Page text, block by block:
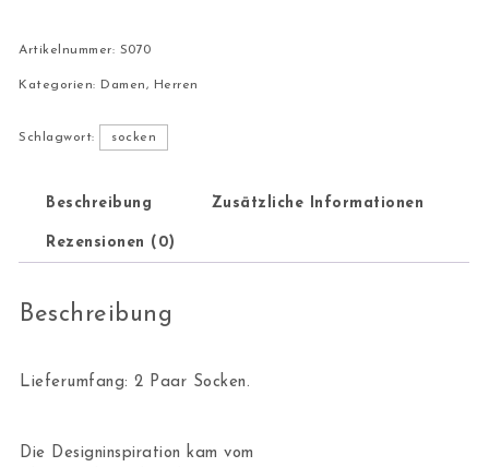
Artikelnummer: S070
Kategorien: Damen, Herren
Schlagwort: socken
Beschreibung Zusätzliche Informationen
Rezensionen (0)
Beschreibung
Lieferumfang: 2 Paar Socken.
Die Designinspiration kam vom